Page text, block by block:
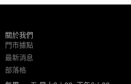
關於我們
門市據點
最新消息
部落格